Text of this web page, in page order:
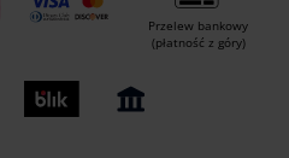
Przelew bankowy
(płatność z góry)